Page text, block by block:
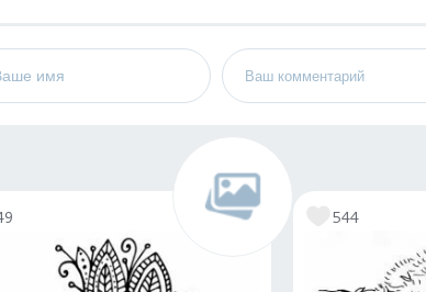
544